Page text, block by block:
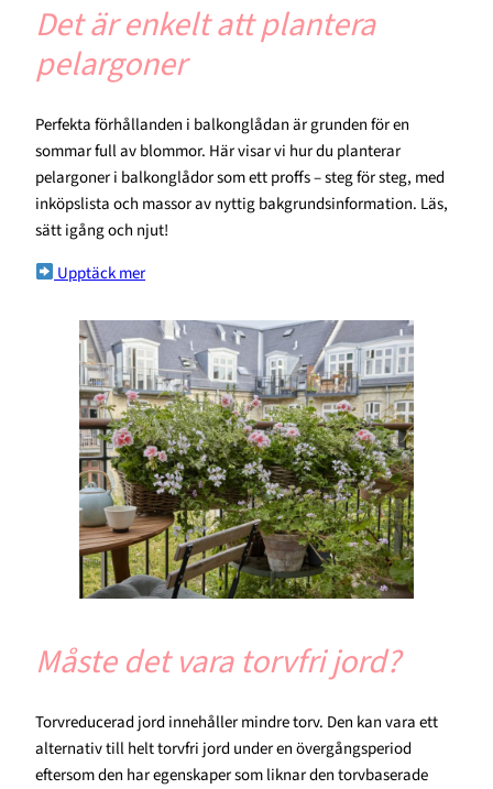
Det är enkelt att plantera
pelargoner
Perfekta förhållanden i balkonglådan är grunden för en
sommar full av blommor. Här visar vi hur du planterar
pelargoner i balkonglådor som ett proffs – steg för steg, med
inköpslista och massor av nyttig bakgrundsinformation. Läs,
sätt igång och njut!
Upptäck mer
Måste det vara torvfri jord?
Torvreducerad jord innehåller mindre torv. Den kan vara ett
alternativ till helt torvfri jord under en övergångsperiod
eftersom den har egenskaper som liknar den torvbaserade